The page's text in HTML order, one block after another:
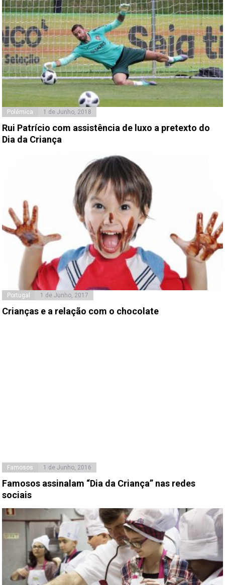
Polémica 1 de Junho, 2018
Rui Patrício com assistência de luxo a pretexto do
Dia da Criança
Portugal 1 de Junho, 2017
Crianças e a relação com o chocolate
Famosos 1 de Junho, 2016
Famosos assinalam “Dia da Criança” nas redes
sociais